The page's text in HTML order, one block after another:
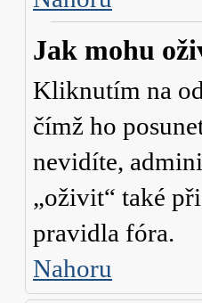
Jak mohu
Kliknutím na
čímž ho
nevidíte,
„oživit“ také
pravidla fóra.
Nahoru